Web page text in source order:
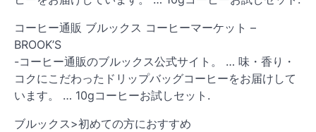
コーヒー通販 ブルックス コーヒーマーケット –
BROOK’S
-コーヒー通販のブルックス公式サイト。 … 味・香り・
コクにこだわったドリップバッグコーヒーをお届けして
います。 … 10gコーヒーお試しセット.
ブルックス>初めての方におすすめ